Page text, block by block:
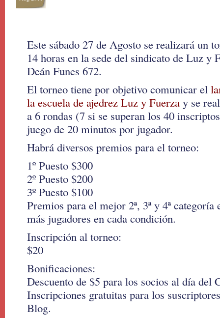
Este sábado 27 de Agosto se realizará un
14 horas en la sede del sindicato de Luz y
Deán Funes 672.
El torneo tiene por objetivo comunicar el
la escuela de ajedrez Luz y Fuerza y se
a 6 rondas (7 si se superan los 40
juego de 20 minutos por jugador.
Habrá diversos premios para el torneo:
1º Puesto $300
2º Puesto $200
3º Puesto $100
Premios para el mejor 2ª, 3ª y 4ª categoría
más jugadores en cada condición.
Inscripción al torneo:
$20
Bonificaciones:
Descuento de $5 para los socios al día del
Inscripciones gratuitas para los
Blog.